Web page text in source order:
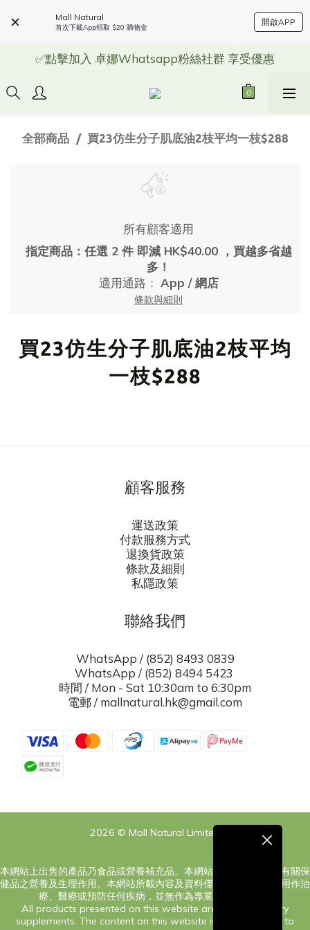
Mall Natural
首次下載App領取 $20 購物金
開啟APP
✅點擊加入 卓娜Whatsapp粉絲社群 享受優惠
全部商品 買23仿生分子肌底油2枝平均一枝$288
所有顧客適用
指定商品：任選 2 件 即減 HK$40.00 ，買越多省越
多！
適用通路： App / 網店
條款與細則
買23仿生分子肌底油2枝平均
一枝$288
顧客服務
運送政策
付款服務方式
退換貨政策
條款及細則
私隱政策
聯絡我們
WhatsApp / (852) 8493 0839
WhatsApp / (852) 8494 5423
時間 / Mon - Sat 10:30am to 6:30pm
電郵 / mallnatural.hk@gmail.com
2026 © Mall Natural Limited
本網站上出售的產品乃食品或營養補充品。本網站之內容旨在告知有關保
健品之營養及生理作用。本網站所載內容及資料僅供參考，絕對非用作治
療、醫療或預防任何疾病，並無作為專業意見之意圖。
All products presented on this website are food or dietary
supplements. The content on this website is only intended to